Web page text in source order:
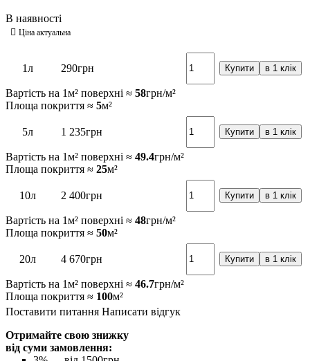
1л 290грн Купити в 1 клік
Вартість на 1м² поверхні ≈ 58грн/м²
Площа покриття ≈ 5м²
5л 1 235грн Купити в 1 клік
Вартість на 1м² поверхні ≈ 49.4грн/м²
Площа покриття ≈ 25м²
10л 2 400грн Купити в 1 клік
Вартість на 1м² поверхні ≈ 48грн/м²
Площа покриття ≈ 50м²
20л 4 670грн Купити в 1 клік
Вартість на 1м² поверхні ≈ 46.7грн/м²
Площа покриття ≈ 100м²
Поставити питання Написати відгук
Отримайте свою знижку
від суми замовлення: